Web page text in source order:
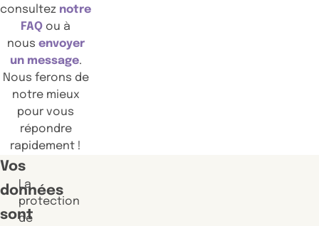
consultez notre
FAQ ou à
nous envoyer
un message.
Nous ferons de
notre mieux
pour vous
répondre
rapidement !
Vos
données
sont
La
protection
de